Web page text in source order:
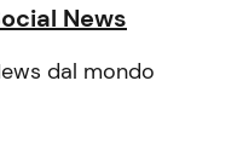
News
dal mondo